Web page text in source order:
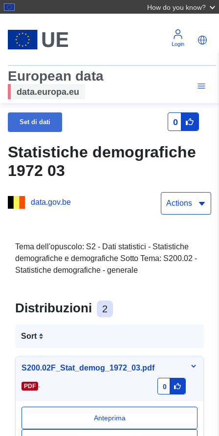
How do you know?
Login
European data
data.europa.eu
Set di dati 0
Statistiche demografiche
1972 03
data.gov.be Actions
Tema dell'opuscolo: S2 - Dati statistici - Statistiche
demografiche e demografiche Sotto Tema: S200.02 -
Statistiche demografiche - generale
Distribuzioni 2
Sort
S200.02F_Stat_demog_1972_03.pdf
PDF - 0
Anteprima